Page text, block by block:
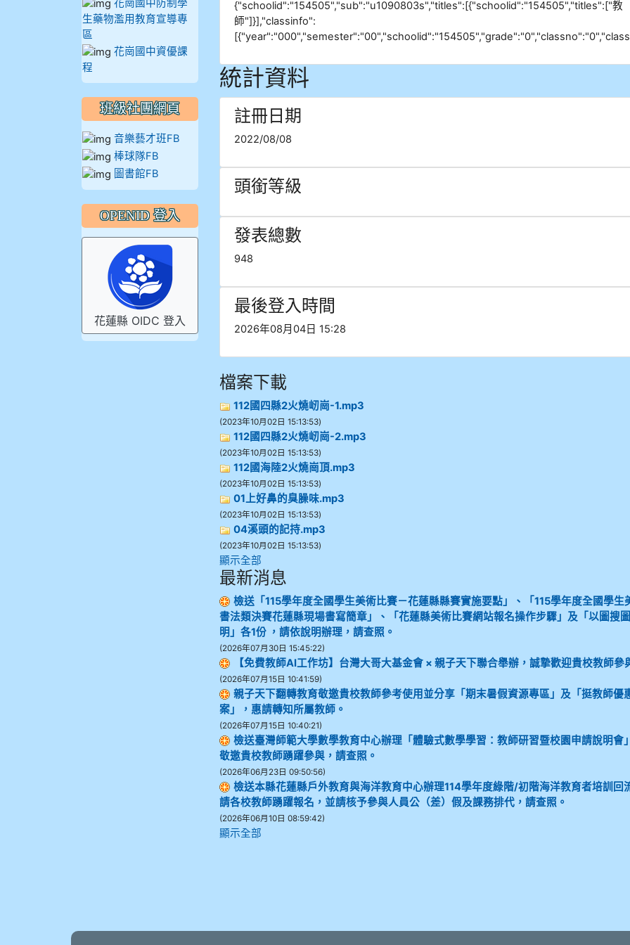
914王苡澄
{"schoolid":"154505","sub":"u1090803s","titles":[{"schoolid":"154505","titles":["教
師"]}],"classinfo":
統計資料
註冊日期
2022/08/08
頭銜等級
發表總數
948
最後登入時間
2026年08月04日 15:28
檔案下載
112國四縣2火燒屻崗-1.mp3
(2023年10月02日 15:13:53)
112國四縣2火燒屻崗-2.mp3
(2023年10月02日 15:13:53)
112國海陸2火燒崗頂.mp3
(2023年10月02日 15:13:53)
01上好鼻的臭臊味.mp3
(2023年10月02日 15:13:53)
04溪頭的記持.mp3
(2023年10月02日 15:13:53)
顯示全部
最新消息
檢送「115學年度全國學生美術比賽－花蓮縣縣賽實施要點」、「115學年度全國學生
書法類決賽花蓮縣現場書寫簡章」、「花蓮縣美術比賽網站報名操作步驟」及「以圖搜
明」各1份 ，請依說明辦理，請查照。
(2026年07月30日 15:45:22)
【免費教師AI工作坊】台灣大哥大基金會 × 親子天下聯合舉辦，誠摯歡迎貴校教師參
(2026年07月15日 10:41:59)
親子天下翻轉教育敬邀貴校教師參考使用並分享「期末暑假資源專區」及「挺教師優
案」，惠請轉知所屬教師。
(2026年07月15日 10:40:21)
檢送臺灣師範大學數學教育中心辦理「體驗式數學學習：教師研習暨校園申請說明會
敬邀貴校教師踴躍參與，請查照。
(2026年06月23日 09:50:56)
檢送本縣花蓮縣戶外教育與海洋教育中心辦理114學年度綠階/初階海洋教育者培訓回
請各校教師踴躍報名，並請核予參與人員公（差）假及課務排代，請查照。
(2026年06月10日 08:59:42)
顯示全部
花崗國中防制學
生藥物濫用教育宣導專
區
花崗國中資優課
程
班級社團網頁
音樂藝才班FB
棒球隊FB
圖書館FB
OPENID 登入
花蓮縣 OIDC 登入